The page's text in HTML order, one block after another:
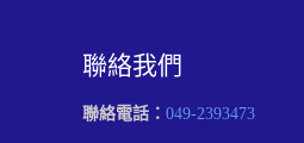
聯絡我們
聯絡電話：049-2393473